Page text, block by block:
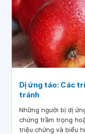
Dị ứng táo: Các
tránh
Những người bị dị
chứng trầm trọng
triệu chứng và biểu